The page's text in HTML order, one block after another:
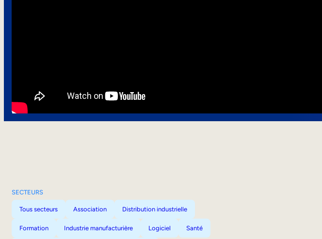
SECTEURS
Tous secteurs Association Distribution industrielle
Formation Industrie manufacturière Logiciel Santé